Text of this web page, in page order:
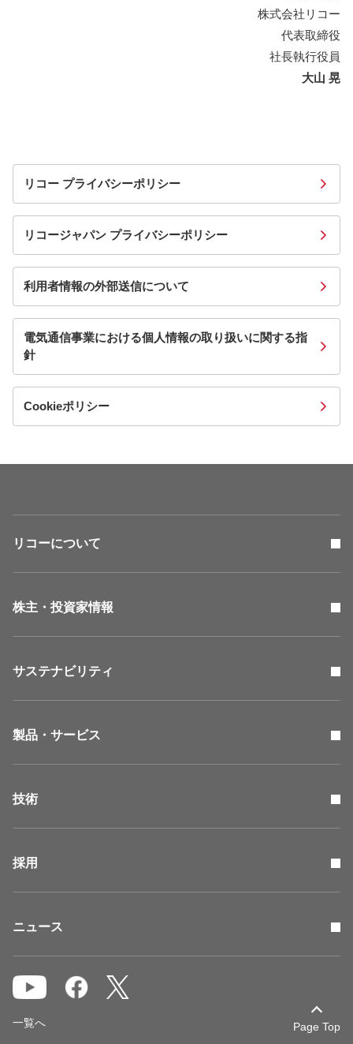
株式会社リコー
代表取締役
社長執行役員
大山 晃
リコー プライバシーポリシー
リコージャパン プライバシーポリシー
利用者情報の外部送信について
電気通信事業における個人情報の取り扱いに関する指
針
Cookieポリシー
リコーについて
株主・投資家情報
サステナビリティ
製品・サービス
技術
採用
ニュース
Page Top
一覧へ